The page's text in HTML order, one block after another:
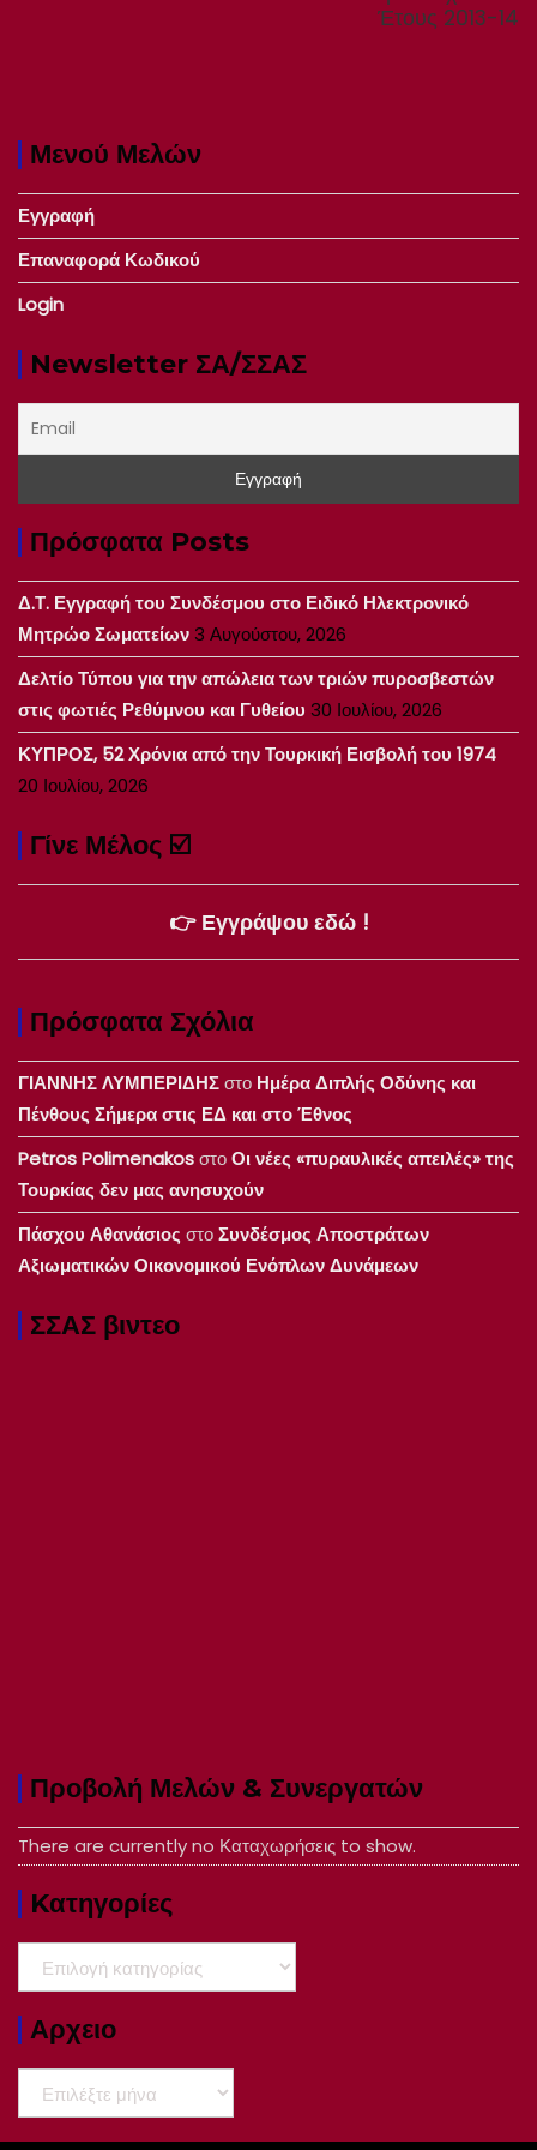
Έτους 2013-14
Μενού Μελών
Εγγραφή
Επαναφορά Κωδικού
Login
Newsletter ΣΑ/ΣΣΑΣ
Πρόσφατα Posts
Δ.Τ. Εγγραφή του Συνδέσμου στο Ειδικό Ηλεκτρονικό
Μητρώο Σωματείων3 Αυγούστου, 2026
Δελτίο Τύπου για την απώλεια των τριών πυροσβεστών
στις φωτιές Ρεθύμνου και Γυθείου 30 Ιουλίου, 2026
ΚΥΠΡΟΣ, 52 Χρόνια από την Τουρκική Εισβολή του 1974
20 Ιουλίου, 2026
Γίνε Μέλος ☑️
👉 Εγγράψου εδώ !
Πρόσφατα Σχόλια
ΓΙΑΝΝΗΣ ΛΥΜΠΕΡΙΔΗΣστο Ημέρα Διπλής Οδύνης και
Πένθους Σήμερα στις ΕΔ και στο Έθνος
Petros PolimenakosστοΟι νέες «πυραυλικές απειλές» της
Τουρκίας δεν μας ανησυχούν
Πάσχου Αθανάσιος στοΣυνδέσμος Αποστράτων
Αξιωματικών Οικονομικού Ενόπλων Δυνάμεων
ΣΣΑΣ βιντεο
Προβολή Μελών & Συνεργατών
There are currently no Καταχωρήσεις to show.
Kατηγορίες
Kατηγορίες
Αρχειο
Αρχειο